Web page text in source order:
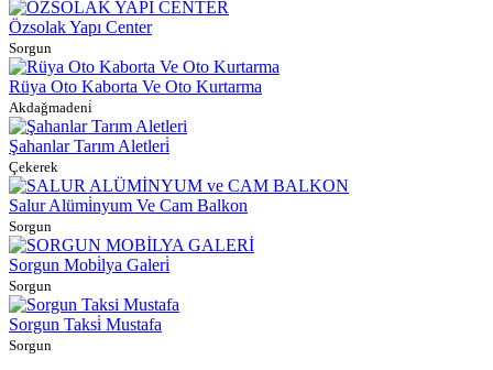
Özsolak Yapı Center
Sorgun
Rüya Oto Kaborta Ve Oto Kurtarma
Akdağmadeni̇
Şahanlar Tarım Aletleri̇
Çekerek
Salur Alümi̇nyum Ve Cam Balkon
Sorgun
Sorgun Mobi̇lya Galeri̇
Sorgun
Sorgun Taksi̇ Mustafa
Sorgun